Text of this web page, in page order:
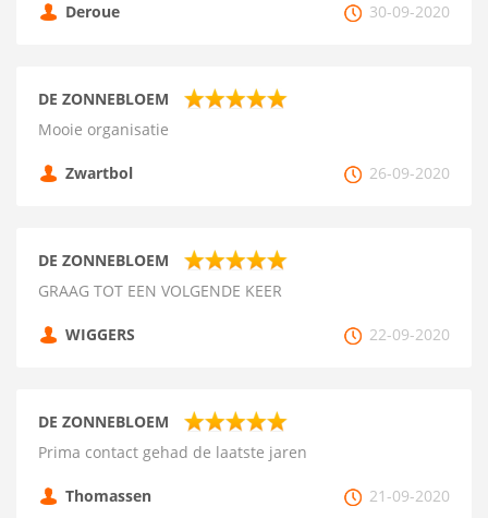
Deroue 30-09-2020
DE ZONNEBLOEM
Mooie organisatie
Zwartbol 26-09-2020
DE ZONNEBLOEM
GRAAG TOT EEN VOLGENDE KEER
WIGGERS 22-09-2020
DE ZONNEBLOEM
Prima contact gehad de laatste jaren
Thomassen 21-09-2020